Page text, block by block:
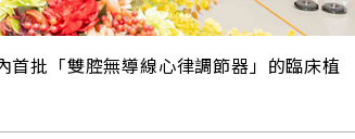
批「雙腔無導線心律調節器」的臨床植